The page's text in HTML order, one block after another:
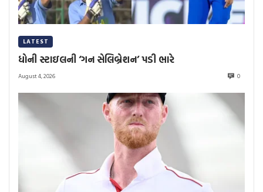
LATEST
ધોની સ્ટાઇલની ‘ગન સેલિબ્રેશન’ પડી ભારે
August 4, 2026 0